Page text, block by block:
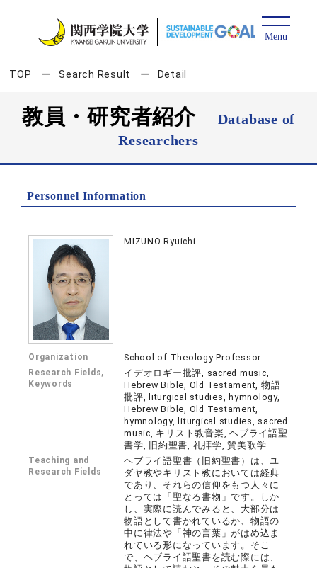
TOP Search Result Detail
教員・研究者紹介
Database of
Researchers
Personnel Information
MIZUNO Ryuichi
Organization School of Theology Professor
Research Fields,
Keywords
イデオロギー批評, sacred music,
Hebrew Bible, Old Testament, 物語
批評, liturgical studies, hymnology,
Hebrew Bible, Old Testament,
hymnology, liturgical studies, sacred
music, キリスト教音楽, ヘブライ語聖
書学, 旧約聖書, 礼拝学, 賛美歌学
Teaching and
Research Fields
ヘブライ語聖書（旧約聖書）は、ユ
ダヤ教やキリスト教においては経典
であり、それらの信仰をもつ人々に
とっては「聖なる書物」です。しか
し、実際に読んでみると、大部分は
物語として書かれているか、物語の
中に律法や「神の言葉」がはめ込ま
れている形になっています。そこ
で、ヘブライ語聖書を読む際には、